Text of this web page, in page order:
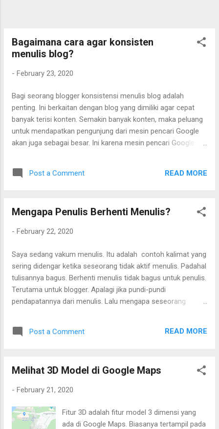
Bagaimana cara agar konsisten
menulis blog?
- February 23, 2020
Bagi seorang blogger konsistensi menulis blog adalah
penting. Ini berkaitan dengan blog yang dimiliki agar cepat
banyak terisi konten. Semakin banyak konten, maka peluang
untuk mendapatkan pengunjung dari mesin pencari Google
akan juga sebagai besar. Ini karena mesin pencari Google
mengindeksnya. Semakin banyak postingan blog yang
terindeks Google, maka semakin besar pula peluang agar
Masalah yang sering dialami oleh blogger adalah tidak
terkadang tidak. istilahnya adalah Senin Kamis atau atau
menulis postingan blog. -Tulislah apa yang disuka Tulislah
apapun yang disuka. terlebih untuk blog pribadi kita bebas
untuk menulis apapun. Tak perlu terganggu oleh teori-teori
mengenai kata kunci yan...
Post a Comment READ MORE
Mengapa Penulis Berhenti Menulis?
- February 22, 2020
Saya sedang vakum menulis. Itu adalah contoh kalimat yang
sering didengar ketika seseorang tidak aktif menulis. Padahal
tulisannya bagus. Berhenti menulis tidak bagus untuk penulis.
Terutama untuk blogger. Apalagi jika pundi-pundi
pendapatannya dari menulis. Lalu mengapa seseorang
Post a Comment READ MORE
Melihat 3D Model di Google Maps
- February 21, 2020
Fitur 3D adalah fitur model 3 dimensi yang
ada di Google Maps. Biasanya tertampil pada